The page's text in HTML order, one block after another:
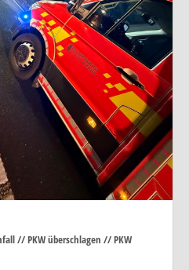
// PKW überschlagen // PKW